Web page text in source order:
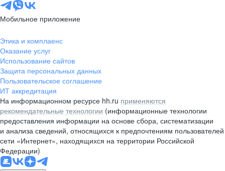
Мобильное приложение
Этика и комплаенс
Оказание услуг
Использование сайтов
Защита персональных данных
Пользовательское соглашение
ИТ аккредитация
На информационном ресурсе hh.ru применяются
рекомендательные технологии (информационные технологии
предоставления информации на основе сбора, систематизации
и анализа сведений, относящихся к предпочтениям пользователей
сети «Интернет», находящихся на территории Российской
Федерации)